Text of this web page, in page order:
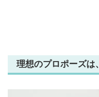
理想のプロポーズは